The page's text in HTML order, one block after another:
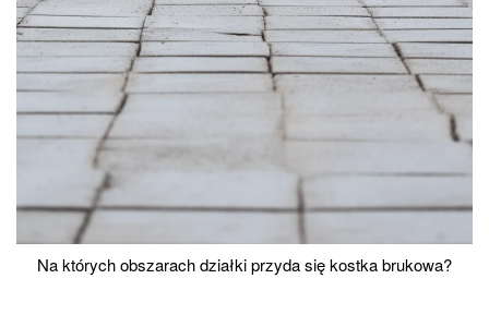
Na których obszarach działki przyda się kostka brukowa?